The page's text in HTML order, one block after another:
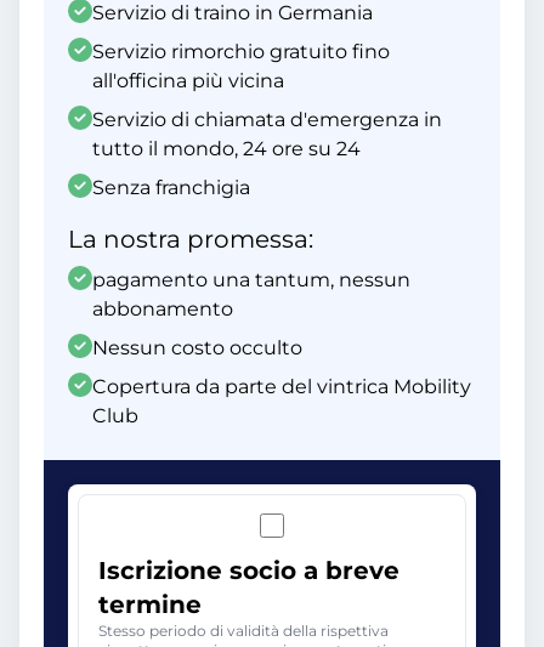
Servizio di traino in Germania
Servizio rimorchio gratuito fino
all'officina più vicina
Servizio di chiamata d'emergenza in
tutto il mondo, 24 ore su 24
Senza franchigia
La nostra promessa:
pagamento una tantum, nessun
abbonamento
Nessun costo occulto
Copertura da parte del vintrica Mobility
Club
Iscrizione socio a breve
termine
Stesso periodo di validità della rispettiva